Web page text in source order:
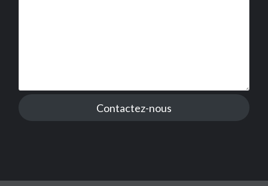
Contactez-nous